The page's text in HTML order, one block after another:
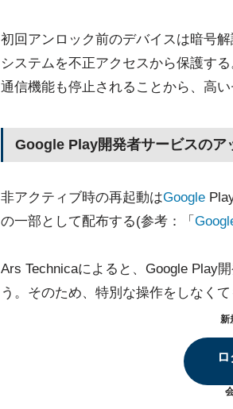
初回アンロック前のデバイスは暗号
システムを不正アクセスから保護す
通信機能も停止されることから、高
Google Play開発者サービスのア
非アクティブ時の再起動はGoogle
の一部として配布する(参考：「
Ars Technicaによると、Google Play
う。そのため、特別な操作をしなく
新